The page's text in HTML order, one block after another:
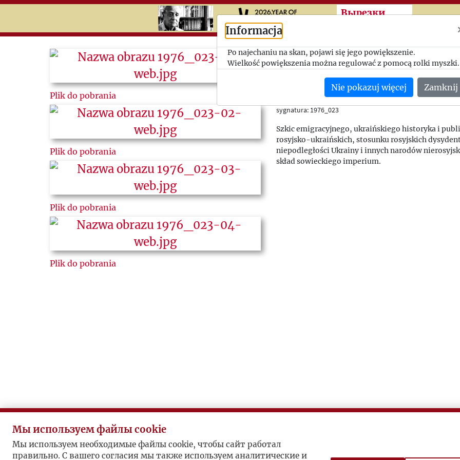
Przeskocz do treści
Вырезки
Search
Календари
Вырезки
Plik do pobrania
Plik do pobrania
Plik do pobrania
Plik do pobrania
Rosyjscy dysydenci a
Trybuna (Londyn), nr 22 (78)
(Wielka Brytania)
sygnatura: 1976_023
Szkic emigracyjnego, ukraińskiego historyka i
rosyjsko-ukraińskich, stosunku rosyjskich
niepodległości Ukrainy i innych narodów
skład sowieckiego imperium.
Informacja
Po najechaniu na skan, pojawi się jego powiększenie.
Wielkość powiększenia można regulować z pomocą rolki myszki.
Nie pokazuj więcej Zamknij
Мы используем файлы cookie
Мы используем необходимые файлы cookie, чтобы сайт работал
правильно. С вашего согласия мы также используем аналитические и